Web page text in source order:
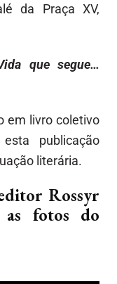
da Praça XV,
que segue…
em livro coletivo
publicação
literária.
Rossyr
fotos do